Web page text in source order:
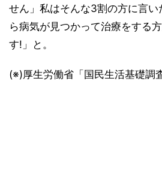
せん」私はそんな3割の方に言
ら病気が見つかって治療をする
す!」と。
(※)厚生労働省「国民生活基礎調